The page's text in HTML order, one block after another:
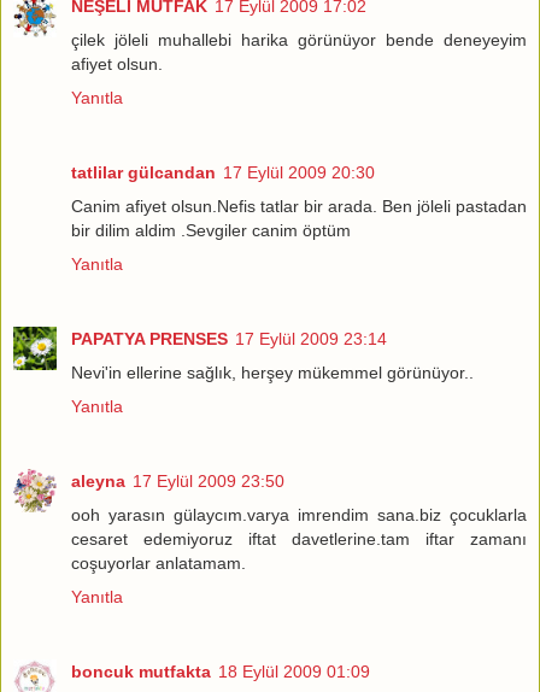
NEŞELİ MUTFAK 17 Eylül 2009 17:02
çilek jöleli muhallebi harika görünüyor bende deneyeyim
afiyet olsun.
Yanıtla
tatlilar gülcandan 17 Eylül 2009 20:30
Canim afiyet olsun.Nefis tatlar bir arada. Ben jöleli pastadan
bir dilim aldim .Sevgiler canim öptüm
Yanıtla
PAPATYA PRENSES 17 Eylül 2009 23:14
Nevi'in ellerine sağlık, herşey mükemmel görünüyor..
Yanıtla
aleyna 17 Eylül 2009 23:50
ooh yarasın gülaycım.varya imrendim sana.biz çocuklarla
cesaret edemiyoruz iftat davetlerine.tam iftar zamanı
coşuyorlar anlatamam.
Yanıtla
boncuk mutfakta 18 Eylül 2009 01:09